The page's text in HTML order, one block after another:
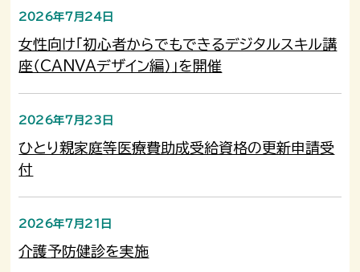
2026年7月24日
女性向け「初心者からでもできるデジタルスキル講
座（CANVAデザイン編）」を開催
2026年7月23日
ひとり親家庭等医療費助成受給資格の更新申請受
付
2026年7月21日
介護予防健診を実施